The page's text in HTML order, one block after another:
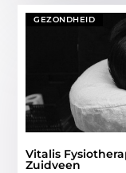
GEZONDHEID
Vitalis
Zuidveen